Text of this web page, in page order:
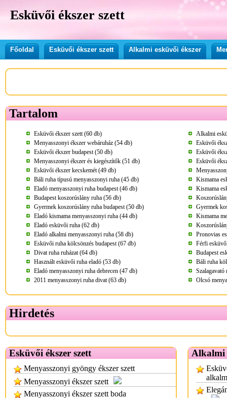
Esküvői ékszer szett
Főoldal Esküvői ékszer szett Alkalmi esküvői ékszer
Tartalom
Esküvői ékszer szett (60 db)
Alkalmi
Menyasszonyi ékszer webáruház (54 db)
Esküvői
Esküvői ékszer budapest (50 db)
Esküvői
Menyasszonyi ékszer és kiegészítők (51 db)
Esküvői
Esküvői ékszer kecskemét (49 db)
Báli ruha típusú menyasszonyi ruha (45 db)
Kismama
Eladó menyasszonyi ruha budapest (46 db)
Kismama
Budapest koszorúslány ruha (56 db)
Gyermek koszorúslány ruha budapest (50 db)
Gyermek
Eladó kismama menyasszonyi ruha (44 db)
Kismama
Eladó esküvői ruha (62 db)
Eladó alkalmi menyasszonyi ruha (58 db)
Pronovias
Esküvői ruha kölcsönzés budapest (67 db)
Férfi
Divat ruha ruházat (64 db)
Budapest
Használt esküvői ruha eladó (53 db)
Báli ruha
Eladó menyasszonyi ruha debrecen (47 db)
Szalagavató
2011 menyasszonyi ruha divat (63 db)
Olcsó
Hirdetés
Esküvői ékszer szett
Menyasszonyi gyöngy ékszer szett
Menyasszonyi ékszer szett
Menyasszonyi ékszer szett boda
Alkalmi